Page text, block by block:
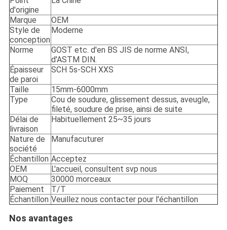
d'origine
Marque
OEM
Style de
conception
Moderne
Norme
GOST etc. d'en BS JIS de norme ANSI,
d'ASTM DIN.
Épaisseur
de paroi
SCH 5s-SCH XXS
Taille
15mm-6000mm
Type
Cou de soudure, glissement dessus, aveugle,
fileté, soudure de prise, ainsi de suite
Délai de
livraison
Habituellement 25~35 jours
Nature de
société
Manufacuturer
Échantillon Acceptez
OEM
L'accueil, consultent svp nous
MOQ
30000 morceaux
Paiement
T/T
Échantillon Veuillez nous contacter pour l'échantillon
Nos avantages